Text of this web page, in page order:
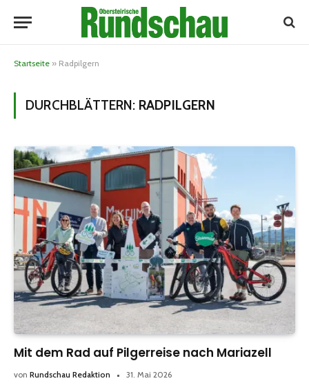
Startseite » Radpilgern
DURCHBLÄTTERN: RADPILGERN
Mit dem Rad auf Pilgerreise nach Mariazell
von Rundschau Redaktion 31. Mai 2026